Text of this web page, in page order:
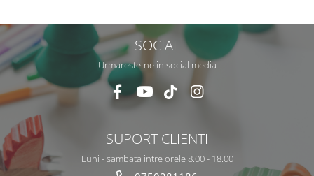
SOCIAL
Urmareste-ne in social media
SUPORT CLIENTI
Luni - sambata intre orele 8.00 - 18.00